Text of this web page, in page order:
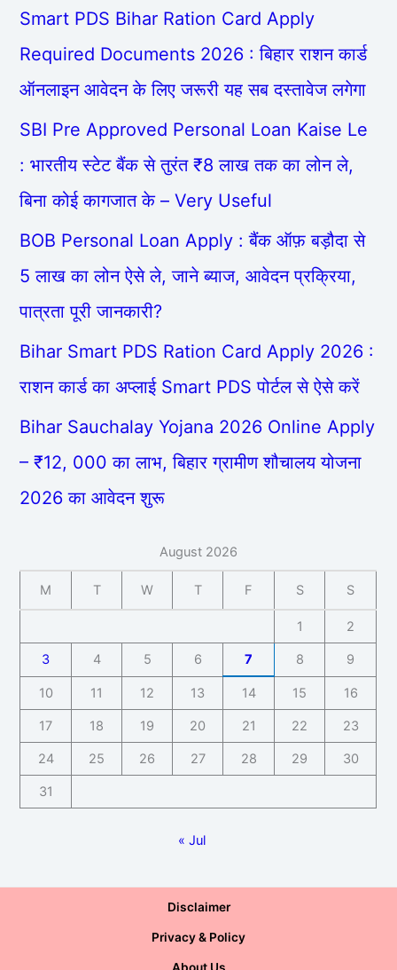
Smart PDS Bihar Ration Card Apply
Required Documents 2026 : बिहार राशन कार्ड
ऑनलाइन आवेदन के लिए जरूरी यह सब दस्तावेज लगेगा
SBI Pre Approved Personal Loan Kaise Le
: भारतीय स्टेट बैंक से तुरंत ₹8 लाख तक का लोन ले,
बिना कोई कागजात के – Very Useful
BOB Personal Loan Apply : बैंक ऑफ़ बड़ौदा से
5 लाख का लोन ऐसे ले, जाने ब्याज, आवेदन प्रक्रिया,
पात्रता पूरी जानकारी?
Bihar Smart PDS Ration Card Apply 2026 :
राशन कार्ड का अप्लाई Smart PDS पोर्टल से ऐसे करें
Bihar Sauchalay Yojana 2026 Online Apply
– ₹12, 000 का लाभ, बिहार ग्रामीण शौचालय योजना
2026 का आवेदन शुरू
August 2026
M T W T F S S
1 2
3 4 5 6 7 8 9
10 11 12 13 14 15 16
17 18 19 20 21 22 23
24 25 26 27 28 29 30
31
« Jul
Disclaimer
Privacy & Policy
About Us